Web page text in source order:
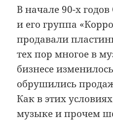
В начале 90-х
и его группа
продавали
тех пор многое в
бизнесе
обрушились
Как в этих
музыке и прочем